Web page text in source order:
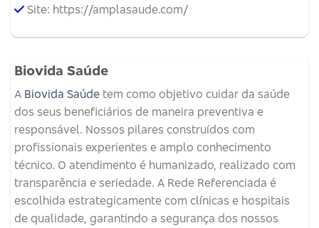
Site: https://amplasaude.com/
Biovida Saúde
A Biovida Saúde tem como objetivo cuidar da saúde
dos seus beneficiários de maneira preventiva e
responsável. Nossos pilares construídos com
profissionais experientes e amplo conhecimento
técnico. O atendimento é humanizado, realizado com
transparência e seriedade. A Rede Referenciada é
escolhida estrategicamente com clínicas e hospitais
de qualidade, garantindo a segurança dos nossos